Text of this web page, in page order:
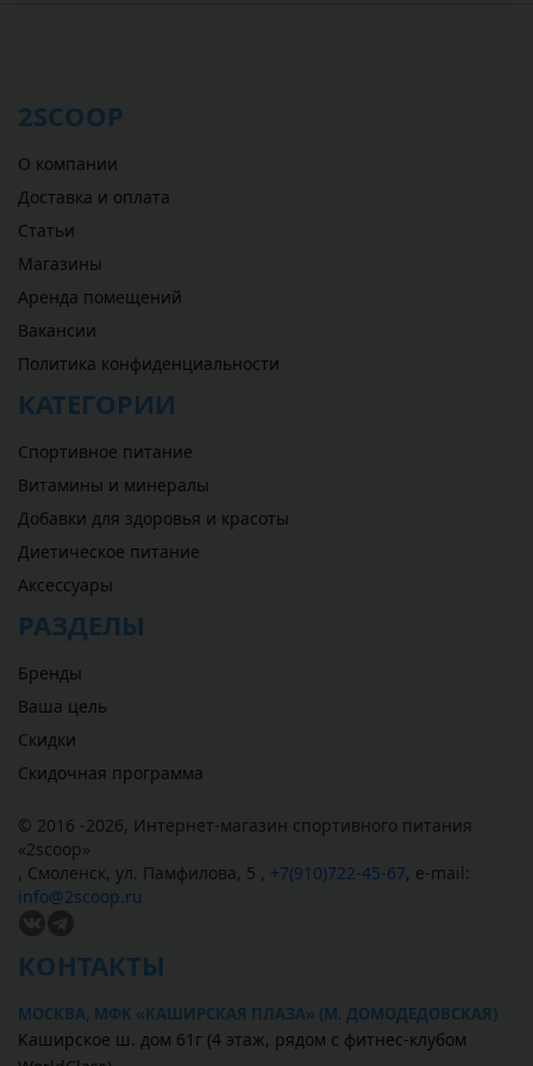
2SCOOP
О компании
Доставка и оплата
Статьи
Магазины
Аренда помещений
Вакансии
Политика конфиденциальности
КАТЕГОРИИ
Спортивное питание
Витамины и минералы
Добавки для здоровья и красоты
Диетическое питание
Аксессуары
РАЗДЕЛЫ
Бренды
Ваша цель
Скидки
Скидочная программа
© 2016 -2026, Интернет-магазин спортивного питания
«2scoop»
, Смоленск, ул. Памфилова, 5 , +7(910)722-45-67, e-mail:
info@2scoop.ru
КОНТАКТЫ
МОСКВА, МФК «КАШИРСКАЯ ПЛАЗА» (М. ДОМОДЕДОВСКАЯ)
Каширское ш. дом 61г (4 этаж, рядом с фитнес-клубом